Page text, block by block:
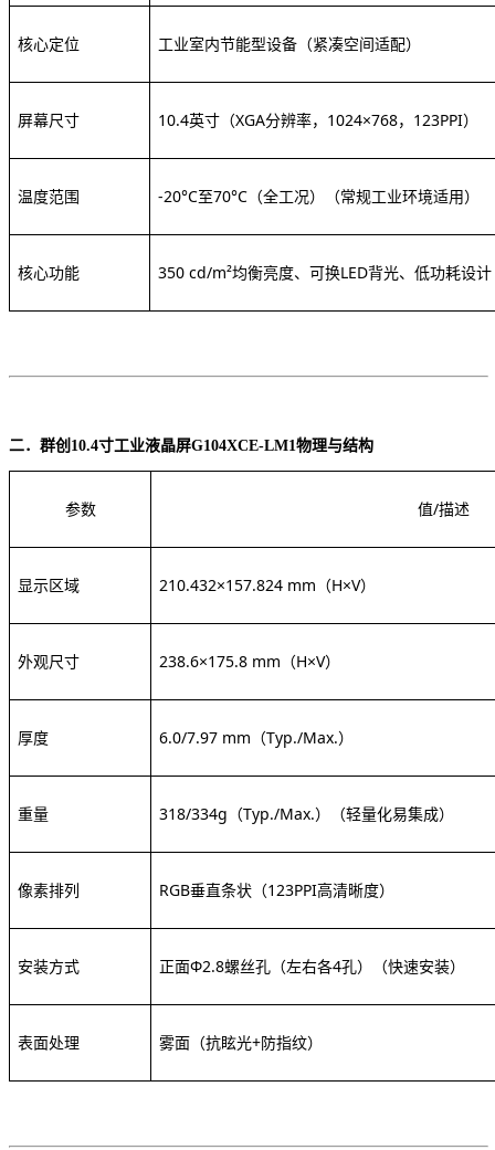
核心定位 工业室内节能型设备 （紧凑空间适配）
屏幕尺寸 10.4英寸 （XGA分辨率，1024×768，123PPI）
温度范围 -20°C至70°C（全工况） （常规工业环境适用）
核心功能 350 cd/m²均衡亮度、可换LED背光、低功耗设计
二．群创 10.4寸工业液晶屏G104XCE-LM1物理与结构
参数 值/描述
显示区域 210.432×157.824 mm（H×V）
外观尺寸 238.6×175.8 mm（H×V）
厚度 6.0/7.97 mm（Typ./Max.）
重量 318/334g（Typ./Max.） （轻量化易集成）
像素排列 RGB垂直条状 （123PPI高清晰度）
安装方式 正面Φ2.8螺丝孔（左右各4孔） （快速安装）
表面处理 雾面（抗眩光+防指纹）